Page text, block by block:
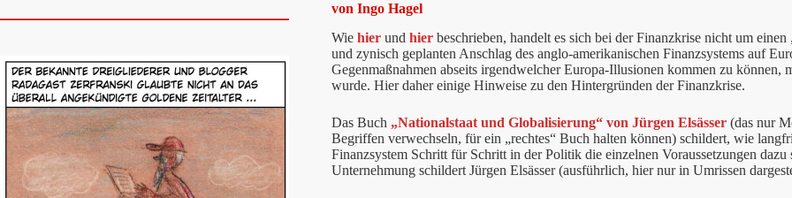
von Ingo Hagel
Wie hierund hierbeschrieben, handelt es sich bei der Finanzkrise nicht um
und zynisch geplanten Anschlag des anglo-amerikanischen Finanzsystems auf
Gegenmaßnahmen abseits irgendwelcher Europa-Illusionen kommen zu
wurde. Hier daher einige Hinweise zu den Hintergründen der Finanzkrise.
Das Buch „Nationalstaat und Globalisierung“ von Jürgen Elsässer (das nur
Begriffen verwechseln, für ein „rechtes“ Buch halten können) schildert, wie
Finanzsystem Schritt für Schritt in der Politik die einzelnen Voraussetzungen
Unternehmung schildert Jürgen Elsässer (ausführlich, hier nur in Umrissen